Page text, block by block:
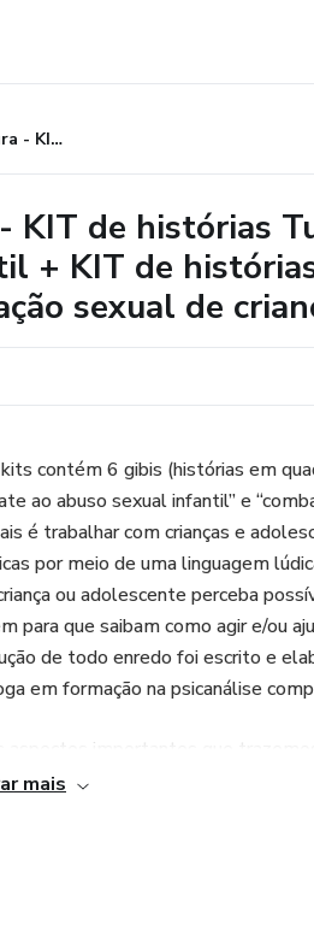
Combo Literatura - KIT de histórias Turminha Dusol - Combate ao Trabalho Infantil + KIT de histórias Turminha Dusol - Combate a exploração sexual de crianças e adolescentes
KIT de histórias
+ KIT de
sexual de
contém 6 gibis (histórias em
ao abuso sexual infantil” e
é trabalhar com crianças e
por meio de uma linguagem
ou adolescente perceba
para que saibam como agir e/ou
de todo enredo foi escrito e
em formação na psicanálise
aspectos importantes que
árduo.
mais